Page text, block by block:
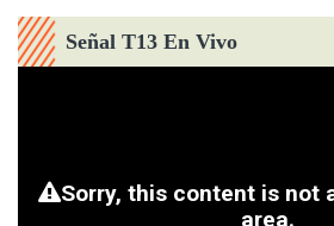
Señal T13 En Vivo